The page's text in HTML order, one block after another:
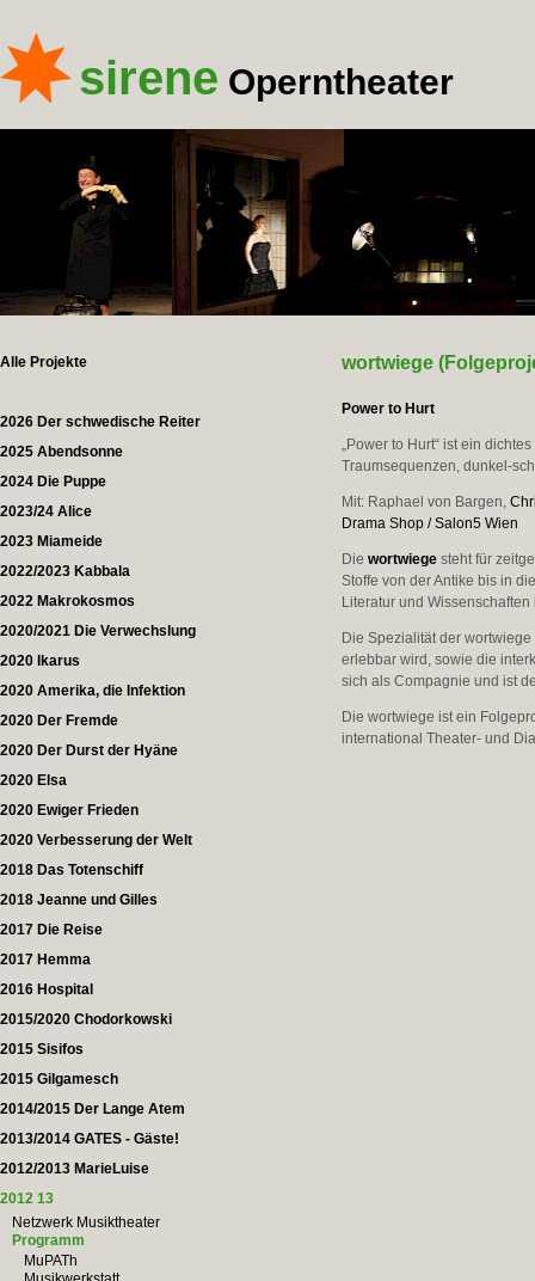
sirene Operntheater
Alle Projekte
2026 Der schwedische Reiter
2025 Abendsonne
2024 Die Puppe
2023/24 Alice
2023 Miameide
2022/2023 Kabbala
2022 Makrokosmos
2020/2021 Die Verwechslung
2020 Ikarus
2020 Amerika, die Infektion
2020 Der Fremde
2020 Der Durst der Hyäne
2020 Elsa
2020 Ewiger Frieden
2020 Verbesserung der Welt
2018 Das Totenschiff
2018 Jeanne und Gilles
2017 Die Reise
2017 Hemma
2016 Hospital
2015/2020 Chodorkowski
2015 Sisifos
2015 Gilgamesch
2014/2015 Der Lange Atem
2013/2014 GATES - Gäste!
2012/2013 MarieLuise
2012 13
Netzwerk Musiktheater
Programm
MuPATh
wortwiege
Power to Hurt
„Power to Hurt“ ist ein
Traumsequenzen, dunkel-
Mit: Raphael von Bargen,
Drama Shop / Salon5 Wien
Diewortwiege steht für
Stoffe von der Antike bis in
Literatur und
Die Spezialität der
erlebbar wird, sowie die
sich als Compagnie und ist
Die wortwiege ist ein
international Theater- und